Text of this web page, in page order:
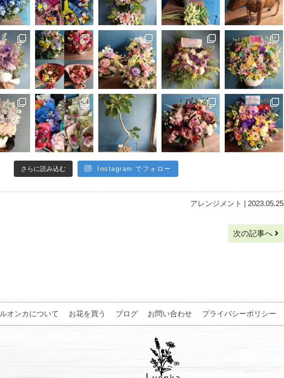
さらに読み込む Instagram でフォロー
アレンジメント | 2023.05.25
次の記事へ
ルオンカについて お花を買う ブログ お問い合わせ プライバシーポリシー